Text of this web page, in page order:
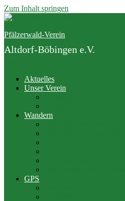
Zum Inhalt springen
Pfälzerwald-Verein
Altdorf-Böbingen e.V.
Aktuelles
Unser Verein
Wandern
GPS